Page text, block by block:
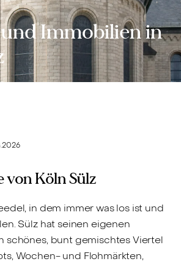
Immobilien in
von Köln Sülz
in dem immer was los ist und
Sülz hat seinen eigenen
schönes, bunt gemischtes Viertel
Wochen- und Flohmärkten,